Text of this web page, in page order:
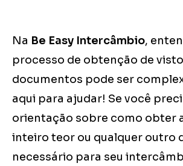
Na Be Easy Intercâmbio,
processo de obtenção de
documentos pode ser
aqui para ajudar! Se você
orientação sobre como obter
inteiro teor ou qualquer outro
necessário para seu